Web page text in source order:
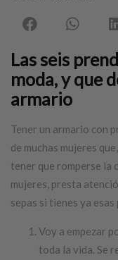
Las seis
moda,y que
armario
Tener un armario con
de muchas mujeres
tener que romperse la
mujeres, presta
sepas si tienes ya
Voy a empezar
toda la vida. Se